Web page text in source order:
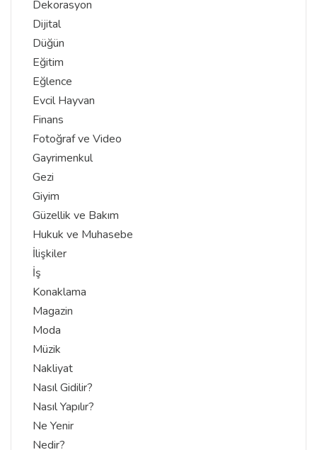
Dekorasyon
Dijital
Düğün
Eğitim
Eğlence
Evcil Hayvan
Finans
Fotoğraf ve Video
Gayrimenkul
Gezi
Giyim
Güzellik ve Bakım
Hukuk ve Muhasebe
İlişkiler
İş
Konaklama
Magazin
Moda
Müzik
Nakliyat
Nasıl Gidilir?
Nasıl Yapılır?
Ne Yenir
Nedir?